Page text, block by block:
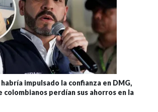
impulsado la confianza en DMG,
colombianos perdían sus ahorros en la